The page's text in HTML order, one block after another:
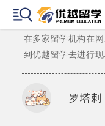
“预则立，不预则废
选择留学机构。
在多家留学机构在
到优越留学去进行
罗塔剌